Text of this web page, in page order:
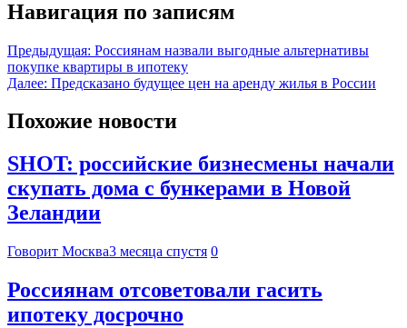
Навигация по записям
Предыдущая: Россиянам назвали выгодные альтернативы
покупке квартиры в ипотеку
Далее: Предсказано будущее цен на аренду жилья в России
Похожие новости
SHOT: российские бизнесмены начали
скупать дома с бункерами в Новой
Зеландии
Говорит Москва3 месяца спустя 0
Россиянам отсоветовали гасить
ипотеку досрочно